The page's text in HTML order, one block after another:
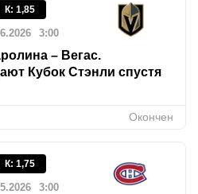
К: 1,85
3:00
– Вегас.
Кубок Стэнли спустя
Окончен
К: 1,75
3:00